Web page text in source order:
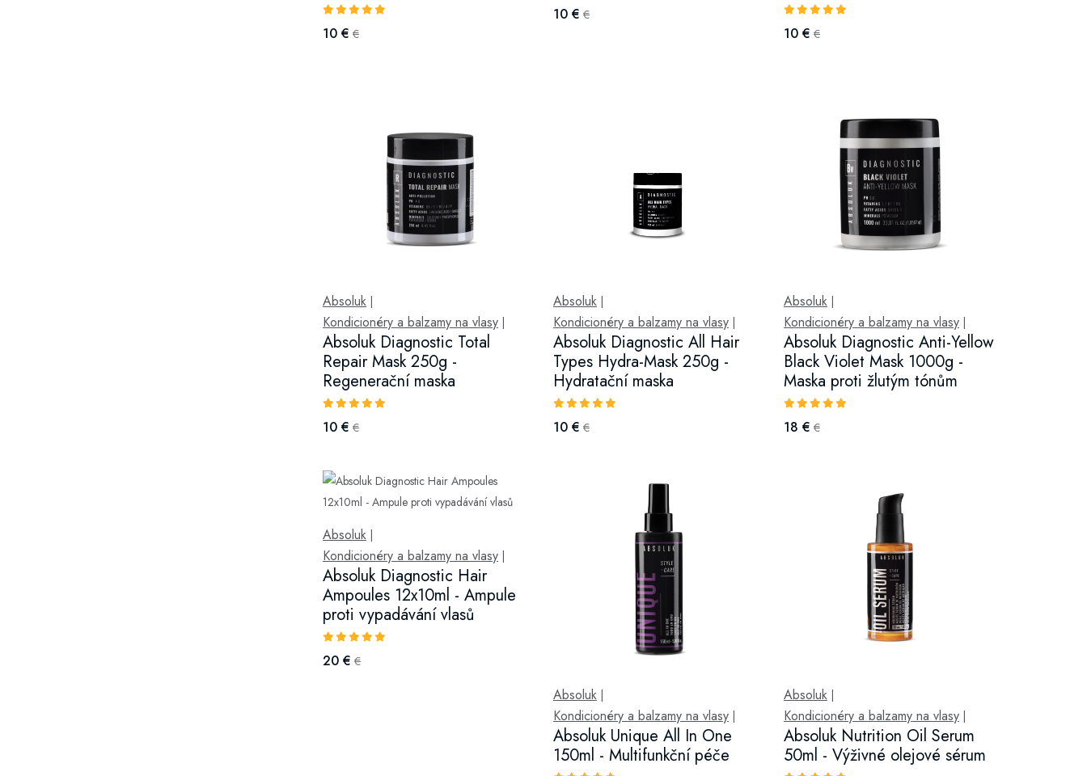
10 € €
10 € €
10 € €
Absoluk
Kondicionéry a balzamy na vlasy
Absoluk Diagnostic Total
Repair Mask 250g -
Regenerační maska
10 € €
Absoluk|
Kondicionéry a balzamy na vlasy|
Absoluk Diagnostic All Hair
Types Hydra-Mask 250g -
Hydratační maska
10 € €
Absoluk|
Kondicionéry a balzamy na vlasy|
Absoluk Diagnostic Anti-Yellow
Black Violet Mask 1000g -
Maska proti žlutým tónům
18 € €
Absoluk
Kondicionéry a balzamy na vlasy
Absoluk Diagnostic Hair
Ampoules 12x10ml - Ampule
proti vypadávání vlasů
20 € €
Absoluk|
Kondicionéry a balzamy na vlasy|
Absoluk Unique All In One
150ml - Multifunkční péče
Absoluk|
Kondicionéry a balzamy na vlasy|
Absoluk Nutrition Oil Serum
50ml - Výživné olejové sérum